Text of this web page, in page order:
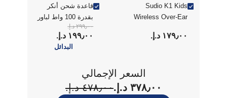
Sudio K1 Kids
Wireless Over-Ear
Purple (K1PUR)
١٧٩٫٠٠ د.إ.‏
قاعدة شحن أنكر
بقدرة 100 واط لباور
بانك أنكر برايم
سوداء
١٩٩٫٠٠ د.إ.‏
٢٩٩٫٠٠ د.إ.‏
البدائل
السعر الإجمالي
٣٧٨٫٠٠ د.إ.‏
٤٧٨٫٠٠ د.إ.‏